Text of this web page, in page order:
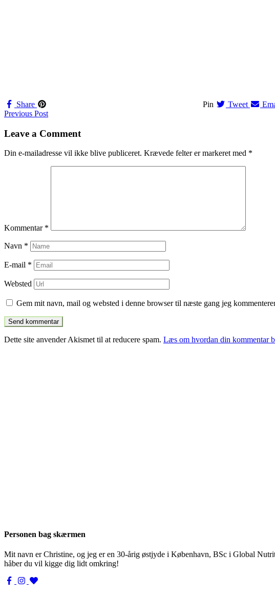
Share Pin Tweet
Navigation
til
Previous Post
Leave a Comment
Din e-mailadresse vil ikke blive publiceret. Krævede felter er markeret med *
Kommentar *
Navn *
E-mail *
Websted
Gem mit navn, mail og websted i denne browser til næste gang jeg
Dette site anvender Akismet til at reducere spam. Læs om hvordan din kommentar
Personen bag skærmen
Mit navn er Christine, og jeg er en 30-årig østjyde i København, BSc i Global
håber du vil kigge dig lidt omkring!